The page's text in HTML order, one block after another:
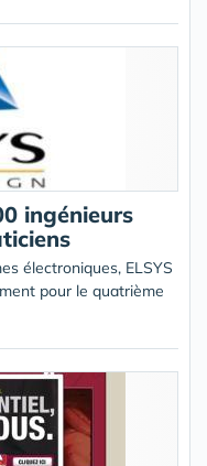
ingénieurs
électroniques, ELSYS
pour le quatrième